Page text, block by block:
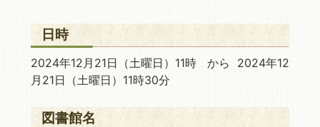
日時
2024年12月21日 （土曜日）11時 から 2024年12
月21日 （土曜日）11時30分
図書館名